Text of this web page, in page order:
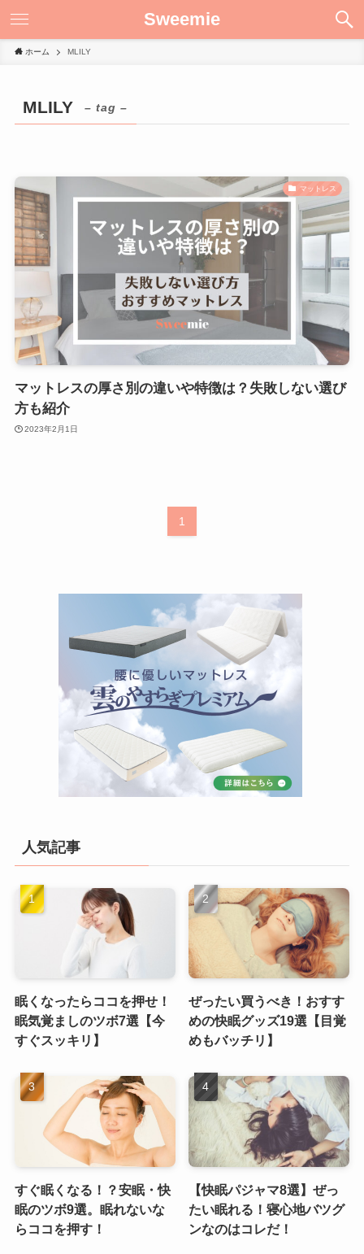
Sweemie
ホーム MLILY
MLILY – tag –
マットレス
マットレスの厚さ別の違いや特徴は？失敗しない選び
方も紹介
2023年2月1日
1
人気記事
眠くなったらココを押せ！
眠気覚ましのツボ7選【今
すぐスッキリ】
ぜったい買うべき！おすす
めの快眠グッズ19選【目覚
めもバッチリ】
すぐ眠くなる！？安眠・快
眠のツボ9選。眠れないな
らココを押す！
【快眠パジャマ8選】ぜっ
たい眠れる！寝心地バツグ
ンなのはコレだ！